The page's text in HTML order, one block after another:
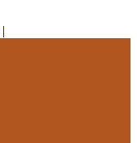
|